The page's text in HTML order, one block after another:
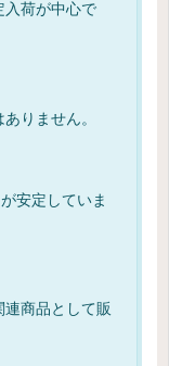
入荷が中心で
りません。
安定していま
商品として販